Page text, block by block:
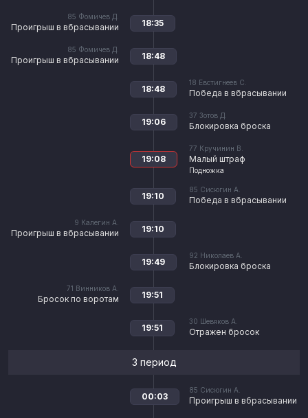
85 Фомичев Д.
Проигрыш в вбрасывании 18:35
85 Фомичев Д.
Проигрыш в вбрасывании 18:48
18 Евстигнеев С.
Победа в вбрасывании
18:48
37 Зотов Д.
Блокировка броска
19:06
77 Кручинин В.
Малый штраф
Подножка
19:08
85 Сисюгин А.
Победа в вбрасывании
19:10
9 Калегин А.
Проигрыш в вбрасывании 19:10
92 Николаев А.
Блокировка броска
19:49
71 Винников А.
Бросок по воротам 19:51
30 Шевяков А.
Отражен бросок
19:51
3 период
85 Сисюгин А.
Проигрыш в вбрасывании
00:03